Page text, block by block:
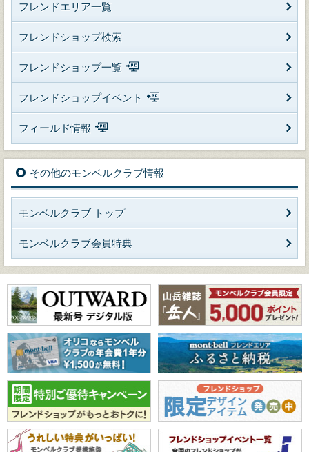
フレンドエリア一覧
フレンドショップ検索
フレンドショップ一覧
フレンドショップイベント
フィールド情報
その他のモンベルクラブ情報
モンベルクラブ トップ
モンベルクラブ会員特典